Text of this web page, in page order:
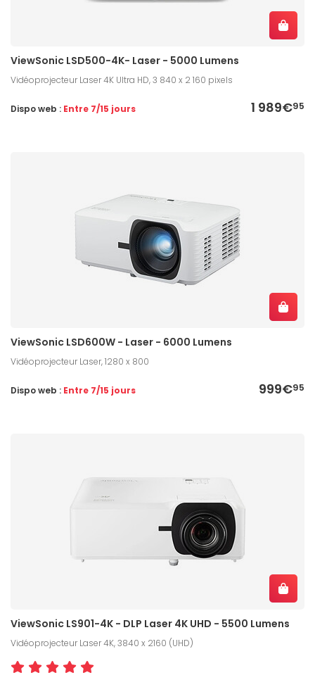
ViewSonic LSD500-4K- Laser - 5000 Lumens
Vidéoprojecteur Laser 4K Ultra HD, 3 840 x 2 160 pixels
1 989€95
Dispo web : Entre 7/15 jours
ViewSonic LSD600W - Laser - 6000 Lumens
Vidéoprojecteur Laser, 1280 x 800
999€95
Dispo web : Entre 7/15 jours
ViewSonic LS901-4K - DLP Laser 4K UHD - 5500 Lumens
Vidéoprojecteur Laser 4K, 3840 x 2160 (UHD)